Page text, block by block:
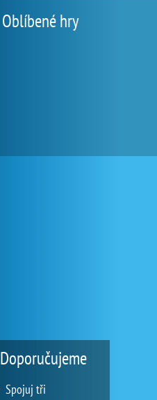
Oblíbené hry
Doporučujeme
Spojuj tři